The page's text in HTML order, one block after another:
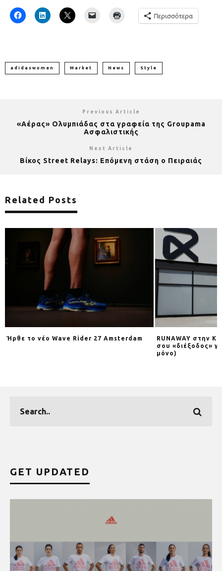
Περισσότερα
adidaswomen Market News Style
Previous Article
«Αέρας» Ολυμπιάδας στα γραφεία της Groupama
Ασφαλιστικής
Next Article
Bίκος Street Relays: Επόμενη στάση ο Πειραιάς
Related Posts
Ήρθε το νέο Wave Rider 27 Amsterdam
RUNAWAY στην
σου «διέξοδος»
μόνο)
GET UPDATED